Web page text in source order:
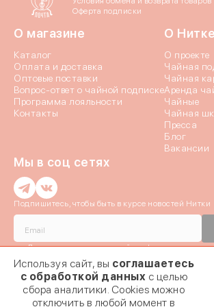
Используя сайт, вы соглашаетесь
с обработкой данных с целью
сбора аналитики. Cookies можно
отключить в любой момент в
Оферта подписки
О магазине
Каталог
Оплата и доставка
Оптовые поставки
Вопрос-ответ о чайной подписке
Программа лояльности
Контакты
О Нитке
О проекте
Чайная
Чайная
Аренда
Чайные
Чайная
Пресса
Блог
Вакансии
Мы в соц сетях
Подпишитесь, чтобы быть в курсе новостей Нитки
Даю согласие cполитикой
Персональных данных
Даю согласие на получениепочтовой рассылки